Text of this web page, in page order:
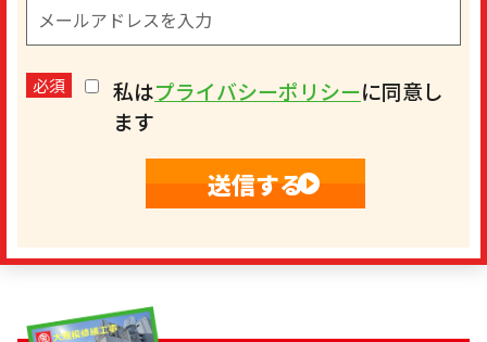
必須 私はプライバシーポリシーに同意し
ます